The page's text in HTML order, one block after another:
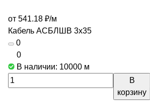
от 541.18 ₽/м
Кабель АСБЛШВ 3х35
0
0
В наличии: 10000 м
В
корзину